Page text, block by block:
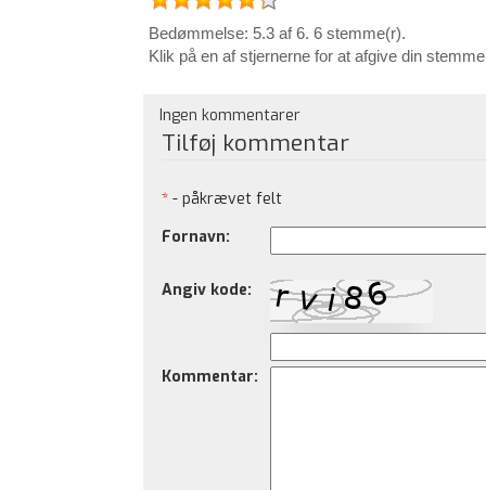
Bedømmelse: 5.3 af 6. 6 stemme(r).
Klik på en af stjernerne for at afgive din stemme
Ingen kommentarer
Tilføj kommentar
* - påkrævet felt
Fornavn:
Angiv kode:
Kommentar: